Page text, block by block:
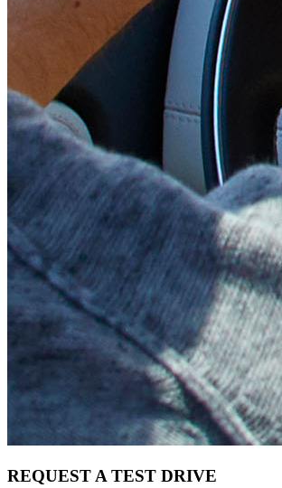
REQUEST A TEST DRIVE